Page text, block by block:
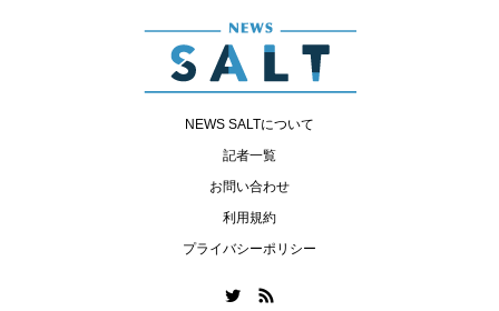
NEWS SALTについて
記者一覧
お問い合わせ
利用規約
プライバシーポリシー